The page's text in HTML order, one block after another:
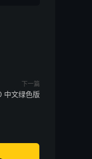
下一篇
中文绿色版